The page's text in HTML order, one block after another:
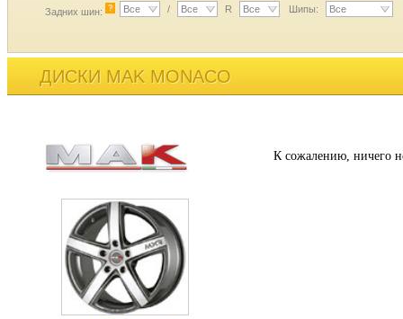
Задних шин: ? Все / Все R Все Шипы: Все
ДИСКИ MAK MONACO
К сожалению, ничего